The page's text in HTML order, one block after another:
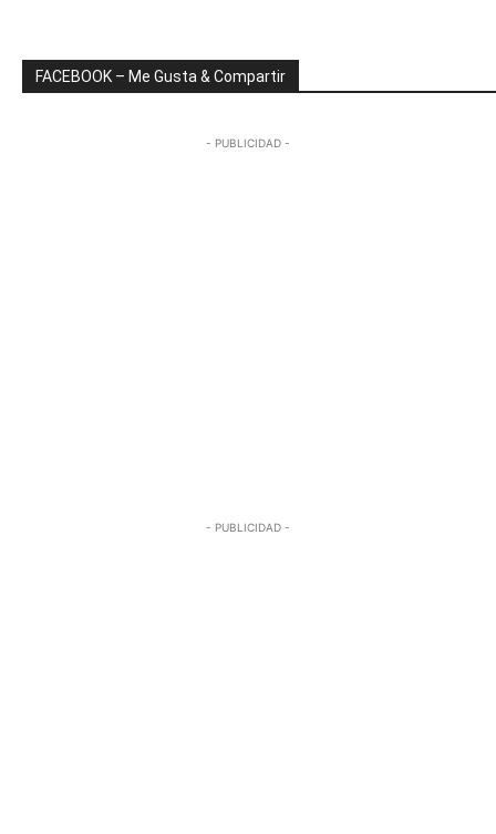
FACEBOOK – Me Gusta & Compartir
- PUBLICIDAD -
- PUBLICIDAD -